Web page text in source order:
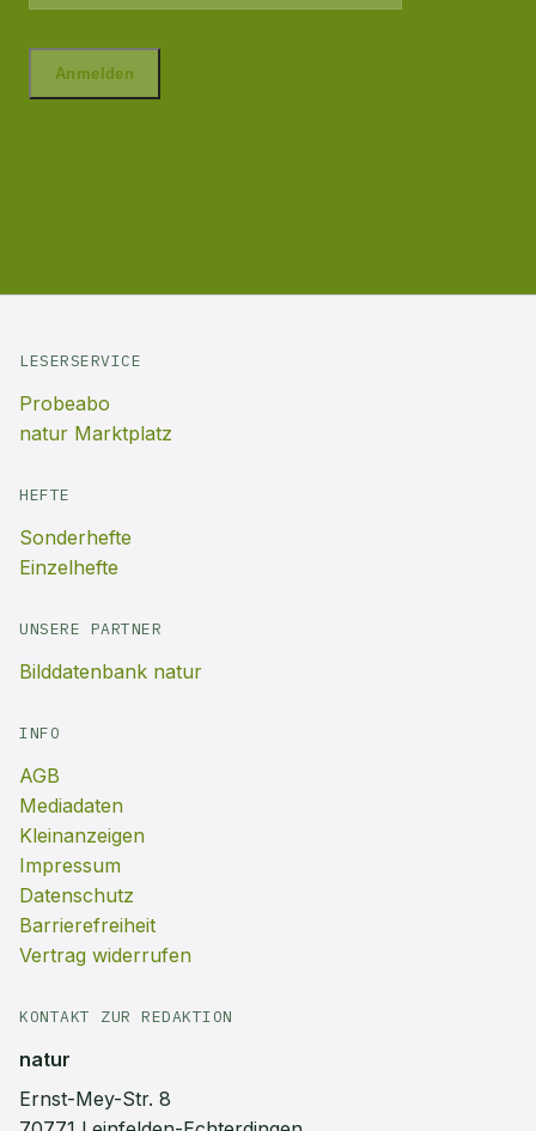
LESERSERVICE
Probeabo
natur Marktplatz
HEFTE
Sonderhefte
Einzelhefte
UNSERE PARTNER
Bilddatenbank natur
INFO
AGB
Mediadaten
Kleinanzeigen
Impressum
Datenschutz
Barrierefreiheit
Vertrag widerrufen
KONTAKT ZUR REDAKTION
natur
Ernst-Mey-Str. 8